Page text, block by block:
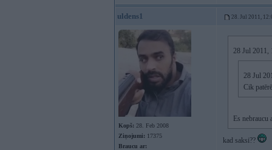
uldens1 28. Jul 2011,
Kopš: 28. Feb 2008
Ziņojumi: 17375
Braucu ar:
28 Jul 2011,
28 Jul
Cik
Es
kad saksi??